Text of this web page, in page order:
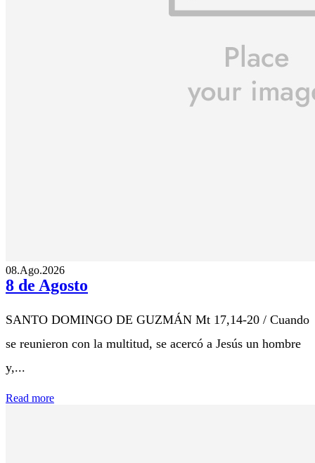
08.Ago.2026
8 de Agosto
SANTO DOMINGO DE GUZMÁN Mt 17,14-20 / Cuando
se reunieron con la multitud, se acercó a Jesús un hombre
y,...
Read more